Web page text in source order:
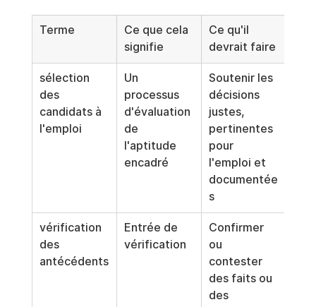
Terme
Ce que cela
signifie
Ce qu'il
devrait faire
sélection
des
candidats à
l'emploi
Un
processus
d'évaluation
de
l'aptitude
encadré
Soutenir les
décisions
justes,
pertinentes
pour
l'emploi et
documentée
s
vérification
des
antécédents
Entrée de
vérification
Confirmer
ou
contester
des faits ou
des